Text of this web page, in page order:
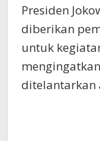
Presiden
diberikan
untuk
ditelantarkan